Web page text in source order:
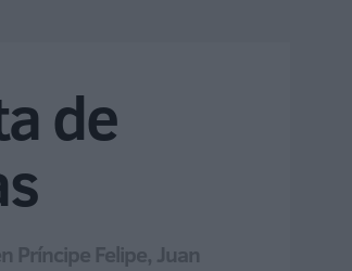
de
Príncipe Felipe, Juan